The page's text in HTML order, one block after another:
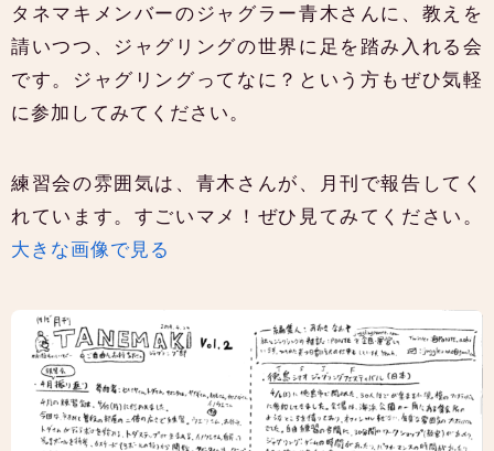
タネマキメンバーのジャグラー青木さんに、教えを
請いつつ、ジャグリングの世界に足を踏み入れる会
です。ジャグリングってなに？という方もぜひ気軽
に参加してみてください。
練習会の雰囲気は、青木さんが、月刊で報告してく
れています。すごいマメ！ぜひ見てみてください。
大きな画像で見る